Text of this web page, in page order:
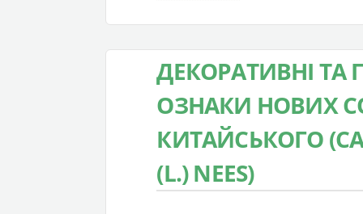
ДЕКОРАТИВНІ ТА
ОЗНАКИ НОВИХ
КИТАЙСЬКОГО
(L.) NEES)